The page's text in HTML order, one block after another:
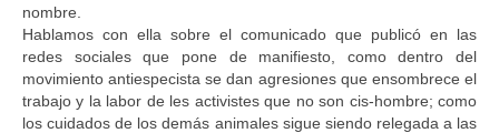
nombre.
Hablamos con ella sobre el comunicado que publicó en las
redes sociales que pone de manifiesto, como dentro del
movimiento antiespecista se dan agresiones que ensombrece el
trabajo y la labor de les activistes que no son cis-hombre; como
los cuidados de los demás animales sigue siendo relegada a las